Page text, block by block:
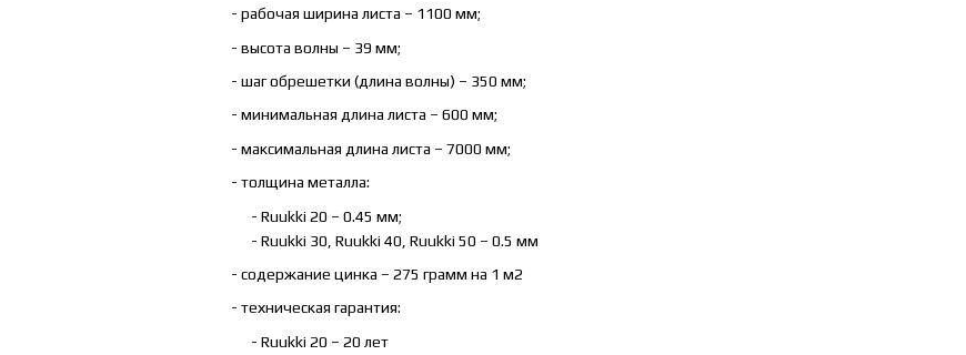
- рабочая ширина листа – 1100 мм;
- высота волны – 39 мм;
- шаг обрешетки (длина волны) – 350 мм;
- минимальная длина листа – 600 мм;
- максимальная длина листа – 7000 мм;
- толщина металла:
- Ruukki 20 – 0.45 мм;
- Ruukki 30, Ruukki 40, Ruukki 50 – 0.5 мм
- содержание цинка – 275 грамм на 1 м2
- техническая гарантия:
- Ruukki 20 – 20 лет